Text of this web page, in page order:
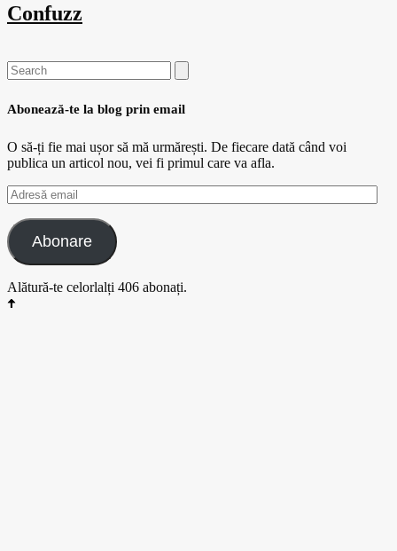
Confuzz
Search
for:
Abonează-te la blog prin email
O să-ți fie mai ușor să mă urmărești. De fiecare dată când voi
publica un articol nou, vei fi primul care va afla.
Adresă
email
Abonare
Alătură-te celorlalți 406 abonați.